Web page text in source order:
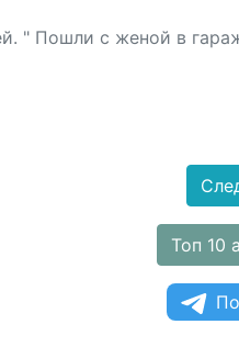
" Пошли с женой в
Топ 10